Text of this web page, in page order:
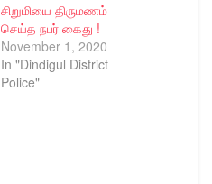
சிறுமியை திருமணம்
செய்த நபர் கைது !
November 1, 2020
In "Dindigul District
Police"